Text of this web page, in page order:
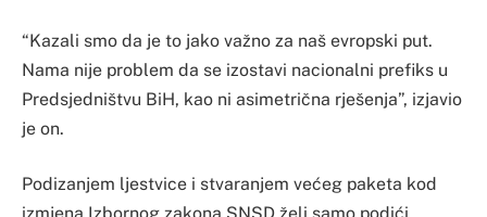
“Kazali smo da je to jako važno za naš evropski put.
Nama nije problem da se izostavi nacionalni prefiks u
Predsjedništvu BiH, kao ni asimetrična rješenja”, izjavio
je on.
Podizanjem ljestvice i stvaranjem većeg paketa kod